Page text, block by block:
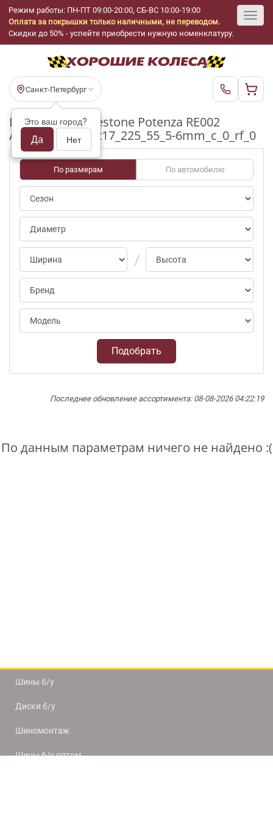
Режим работы: ПН-ПТ 09:00-20:00, СБ-ВС 10:00-19:00
Оплата за покрышки только наличными, не переводом.
Скидки до 50% - успейте приобрести нужную номенклатуру.
Санкт-Петербург
Это ваш город?
Да Нет
Шины бу Bridgestone Potenza RE002
Adrenalin ap/0 R17_225_55_5-6mm_c_0_rf_0
По размерам По автомобилю
Подобрать
Последнее обновление ассортимента: 08-08-2026 04:22:19
По данным параметрам ничего не найдено :(
Шины б/у
Диски б/у
Шиномонтаж
Шины б/у оптом